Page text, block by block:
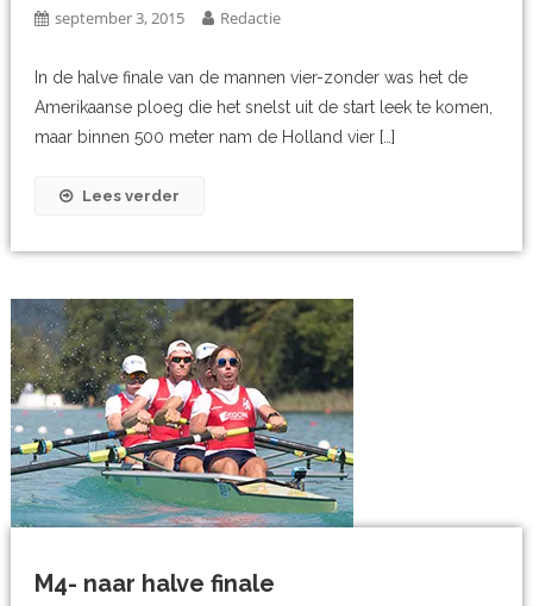
september 3, 2015 Redactie
In de halve finale van de mannen vier-zonder was het de
Amerikaanse ploeg die het snelst uit de start leek te komen,
maar binnen 500 meter nam de Holland vier […]
Lees verder
M4- naar halve finale